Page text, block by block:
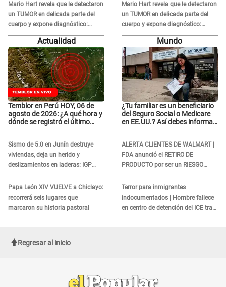
Mario Hart revela que le detectaron
un TUMOR en delicada parte del
cuerpo y expone diagnóstico:
"Dolores muy fuertes..."
Mario Hart revela que le detectaron
un TUMOR en delicada parte del
cuerpo y expone diagnóstico:
"Dolores muy fuertes..."
Actualidad
Temblor en Perú HOY, 06 de
agosto de 2026: ¿A qué hora y
dónde se registró el último
Sismo de 5.0 en Junín destruye
viviendas, deja un herido y
deslizamientos en laderas: IGP
alerta sobre posibles réplicas
Papa León XIV VUELVE a Chiclayo:
recorrerá seis lugares que
marcaron su historia pastoral
Mundo
¿Tu familiar es un beneficiario
del Seguro Social o Medicare
en EE.UU.? Así debes informar
ALERTA CLIENTES DE WALMART |
FDA anunció el RETIRO DE
PRODUCTO por ser un RIESGO
MORTAL para consumidores: ¿Cuál
es?
Terror para inmigrantes
indocumentados | Hombre fallece
en centro de detención del ICE tras
sufrir una "emergencia médica"
Regresar al inicio